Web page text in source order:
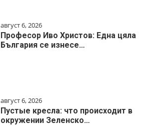
август 6, 2026
Професор Иво Христов: Една цяла
България се изнесе…
август 6, 2026
Пустые кресла: что происходит в
окружении Зеленско…